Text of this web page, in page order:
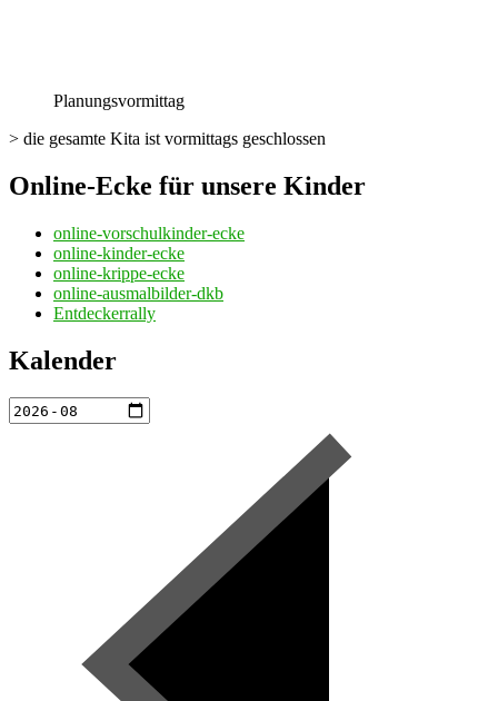
Planungsvormittag
> die gesamte Kita ist vormittags geschlossen
Online-Ecke für unsere Kinder
online-vorschulkinder-ecke
online-kinder-ecke
online-krippe-ecke
online-ausmalbilder-dkb
Entdeckerrally
Kalender